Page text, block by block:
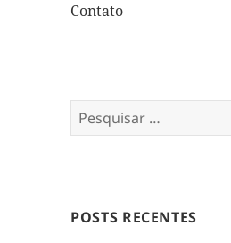
Contato
Pesquisar
por:
POSTS RECENTES